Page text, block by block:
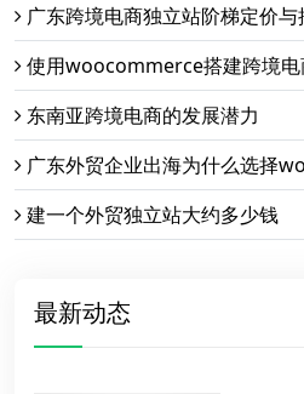
广东跨境电商独立站阶梯定价
使用woocommerce搭建跨境电
东南亚跨境电商的发展潜力
广东外贸企业出海为什么选择
建一个外贸独立站大约多少钱
最新动态